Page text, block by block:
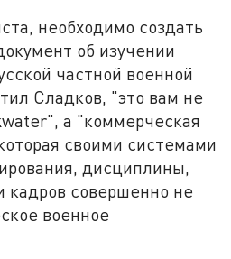
необходимо создать
об изучении
частной военной
Сладков, "это вам не
а "коммерческая
своими системами
дисциплины,
кадров совершенно не
военное